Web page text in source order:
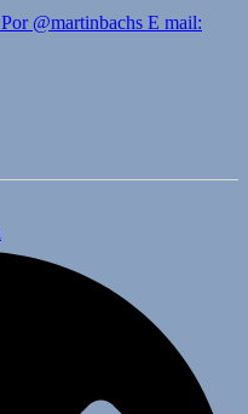
@martinbachs E mail: